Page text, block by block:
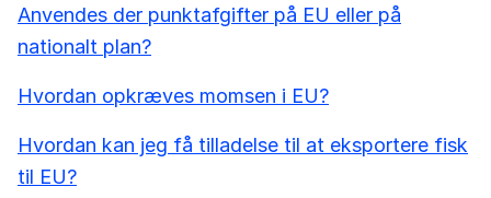
Anvendes der punktafgifter på EU eller på
nationalt plan?
Hvordan opkræves momsen i EU?
Hvordan kan jeg få tilladelse til at eksportere fisk
til EU?